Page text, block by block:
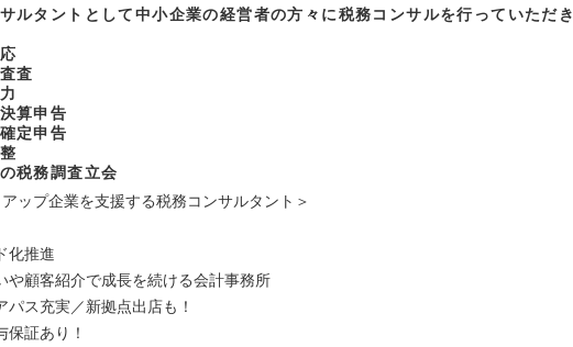
ルタントとして中小企業の経営者の方々に税務コンサルを行っていただき
査
算申告
定申告
税務調査立会
ップ企業を支援する税務コンサルタント＞
化推進
顧客紹介で成長を続ける会計事務所
ス充実／新拠点出店も！
証あり！